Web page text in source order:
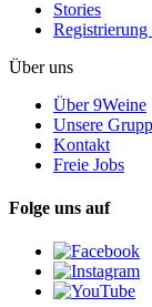
Stories
Über uns
Über 9Weine
Unsere
Kontakt
Freie Jobs
Folge uns auf